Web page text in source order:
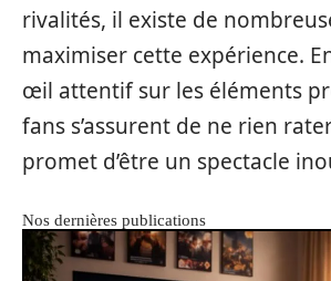
rivalités, il existe de
maximiser cette expérience.
œil attentif sur les éléments
fans s’assurent de ne rien
promet d’être un spectacle
Nos dernières publications